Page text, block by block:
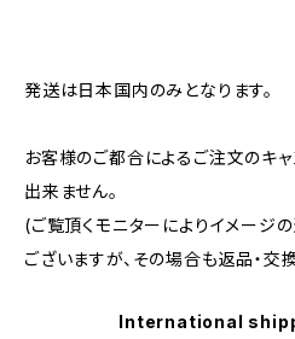
発送は日本国内のみとなります。
お客様のご都合によるご注文のキ
出来ません。
(ご覧頂くモニターによりイメージ
ございますが、その場合も返品・交
International